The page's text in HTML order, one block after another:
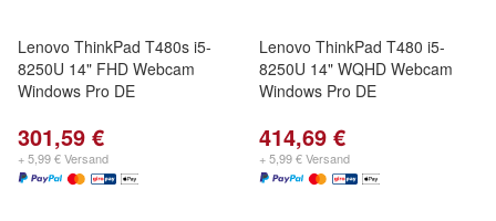
Lenovo ThinkPad T480s i5-
8250U 14" FHD Webcam
Windows Pro DE
301,59 €
+ 5,99 € Versand
Lenovo ThinkPad T480 i5-
8250U 14" WQHD Webcam
Windows Pro DE
414,69 €
+ 5,99 € Versand